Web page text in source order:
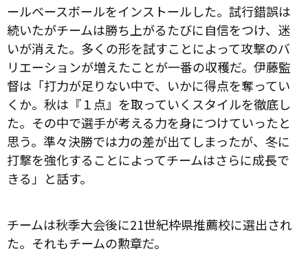
ールベースボールをインストールした。試行錯誤は
続いたがチームは勝ち上がるたびに自信をつけ、迷
いが消えた。多くの形を試すことによって攻撃のバ
リエーションが増えたことが一番の収穫だ。伊藤監
督は「打力が足りない中で、いかに得点を奪ってい
くか。秋は『１点』を取っていくスタイルを徹底し
た。その中で選手が考える力を身につけていったと
思う。準々決勝では力の差が出てしまったが、冬に
打撃を強化することによってチームはさらに成長で
きる」と話す。
チームは秋季大会後に21世紀枠県推薦校に選出され
た。それもチームの勲章だ。